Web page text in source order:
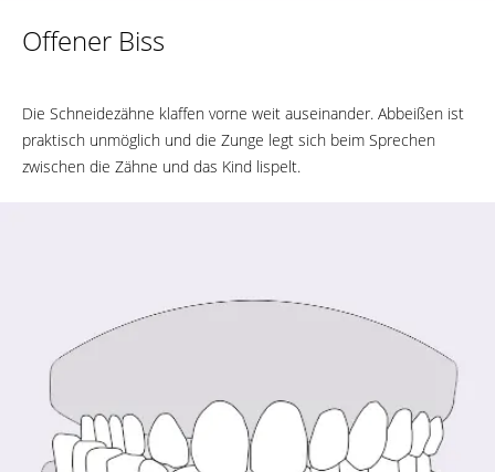
Offener Biss
Die Schneidezähne klaffen vorne weit auseinander. Abbeißen ist
praktisch unmöglich und die Zunge legt sich beim Sprechen
zwischen die Zähne und das Kind lispelt.